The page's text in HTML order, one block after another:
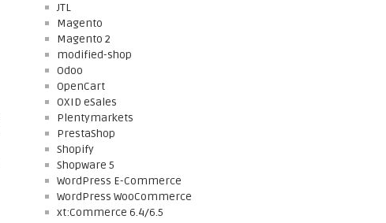
JTL
Magento
Magento 2
modified-shop
Odoo
OpenCart
OXID eSales
Plentymarkets
PrestaShop
Shopify
Shopware 5
WordPress E-Commerce
WordPress WooCommerce
xt:Commerce 6.4/6.5